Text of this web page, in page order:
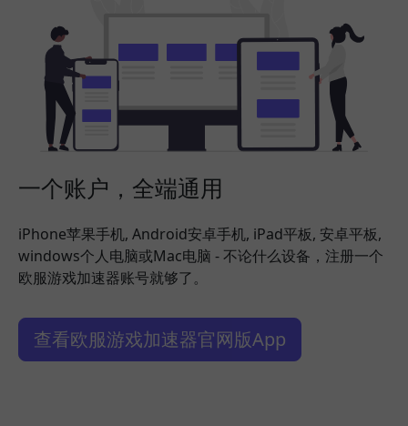
一个账户，全端通用
iPhone苹果手机, Android安卓手机, iPad平板, 安卓平板,
windows个人电脑或Mac电脑 - 不论什么设备，注册一个
欧服游戏加速器账号就够了。
查看欧服游戏加速器官网版App